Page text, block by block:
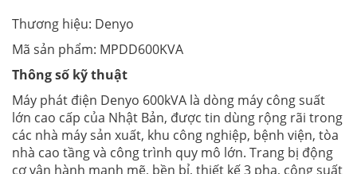
Thương hiệu: Denyo
Mã sản phẩm: MPDD600KVA
Thông số kỹ thuật
Máy phát điện Denyo 600kVA là dòng máy công suất
lớn cao cấp của Nhật Bản, được tin dùng rộng rãi trong
các nhà máy sản xuất, khu công nghiệp, bệnh viện, tòa
nhà cao tầng và công trình quy mô lớn. Trang bị động
cơ vận hành mạnh mẽ, bền bỉ, thiết kế 3 pha, công suất